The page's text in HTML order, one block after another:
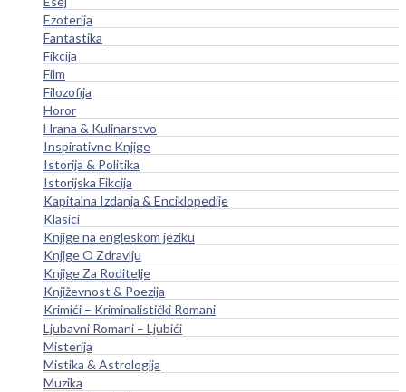
Ezoterija
Fantastika
Fikcija
Film
Filozofija
Horor
Hrana & Kulinarstvo
Inspirativne Knjige
Istorija & Politika
Istorijska Fikcija
Kapitalna Izdanja & Enciklopedije
Klasici
Knjige na engleskom jeziku
Knjige O Zdravlju
Knjige Za Roditelje
Književnost & Poezija
Krimići – Kriminalistički Romani
Ljubavni Romani – Ljubići
Misterija
Mistika & Astrologija
Muzika